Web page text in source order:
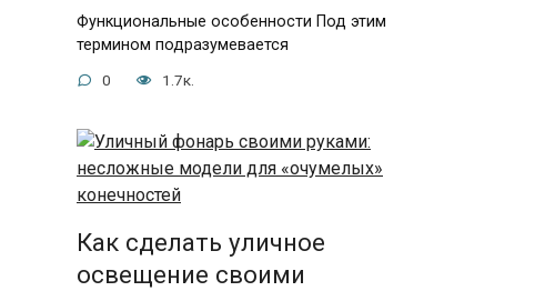
Функциональные особенности Под этим
термином подразумевается
0 1.7к.
Как сделать уличное
освещение своими